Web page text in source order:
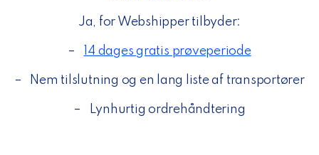
Ja, for Webshipper tilbyder:
– 14 dages gratis prøveperiode
– Nem tilslutning og en lang liste af transportører
– Lynhurtig ordrehåndtering